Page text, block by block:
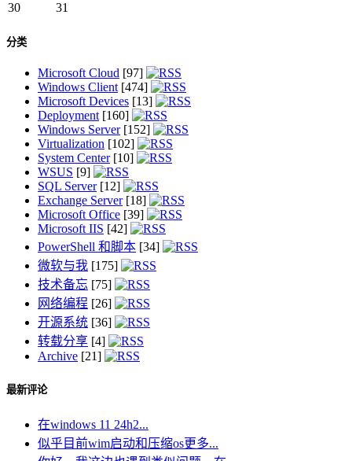
30
31
分类
Microsoft Cloud [97]
Windows Client[474]
Microsoft Devices [13]
Deployment[160]
Windows Server[152]
Virtualization [102]
System Center[10]
WSUS [9]
SQL Server[12]
Exchange Server[18]
Microsoft Office [39]
Microsoft IIS [42]
PowerShell 和脚本 [34]
微软与我 [175]
技术备忘 [75]
网络编程 [26]
开源系统 [36]
转载分享 [4]
Archive [21]
最新评论
在windows 11 24h2...
似乎目前wim启动和压缩os更多...